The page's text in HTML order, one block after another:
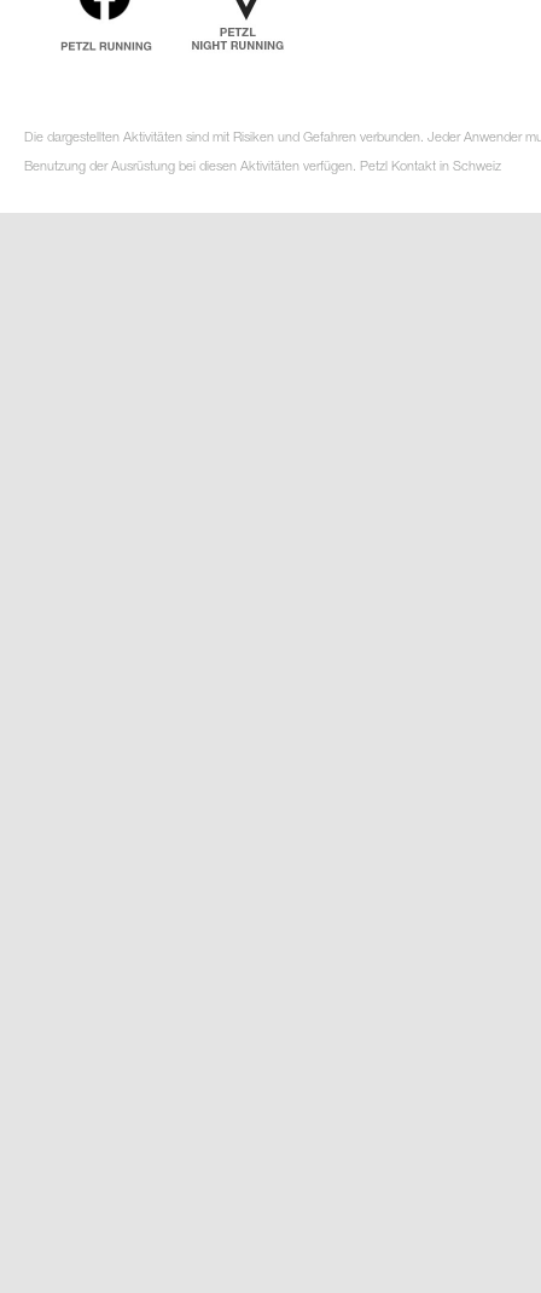
Die dargestellten Aktivitäten sind mit Risiken und Gefahren verbunden. Jeder Anwender
Benutzung der Ausrüstung bei diesen Aktivitäten verfügen. Petzl Kontakt in Schweiz